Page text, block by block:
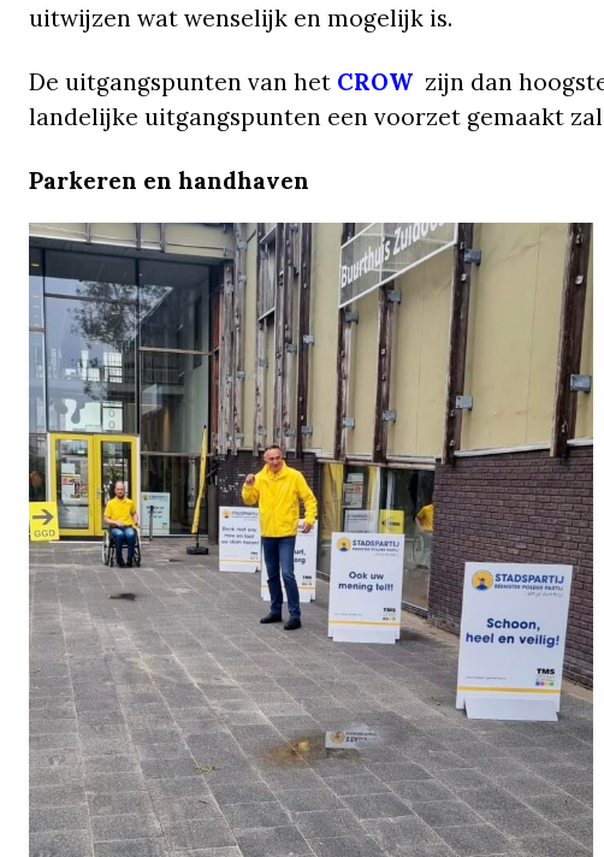
uitwijzen wat wenselijk en mogelijk is.
De uitgangspunten van het CROW zijn dan
landelijke uitgangspunten een voorzet gemaakt
Parkeren en handhaven